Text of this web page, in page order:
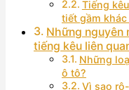
Tiếng
tiết gầm
Những nguyên
tiếng kêu liên
Những
ô tô?
Vì sao